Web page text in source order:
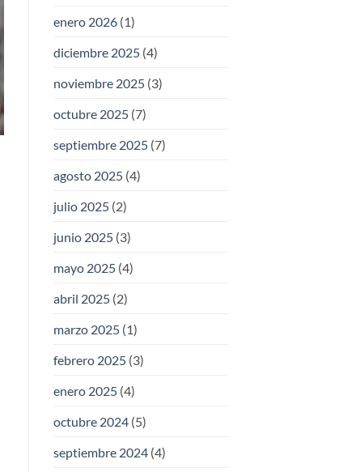
enero 2026(1)
diciembre 2025(4)
noviembre 2025(3)
octubre 2025(7)
septiembre 2025(7)
agosto 2025(4)
julio 2025(2)
junio 2025(3)
mayo 2025(4)
abril 2025(2)
marzo 2025(1)
febrero 2025(3)
enero 2025(4)
octubre 2024(5)
septiembre 2024(4)